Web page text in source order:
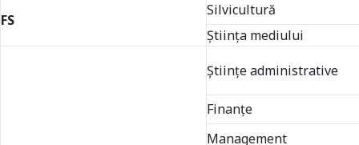
FS
Silvicultură
Știința mediului
Științe administrative
Finanțe
Management